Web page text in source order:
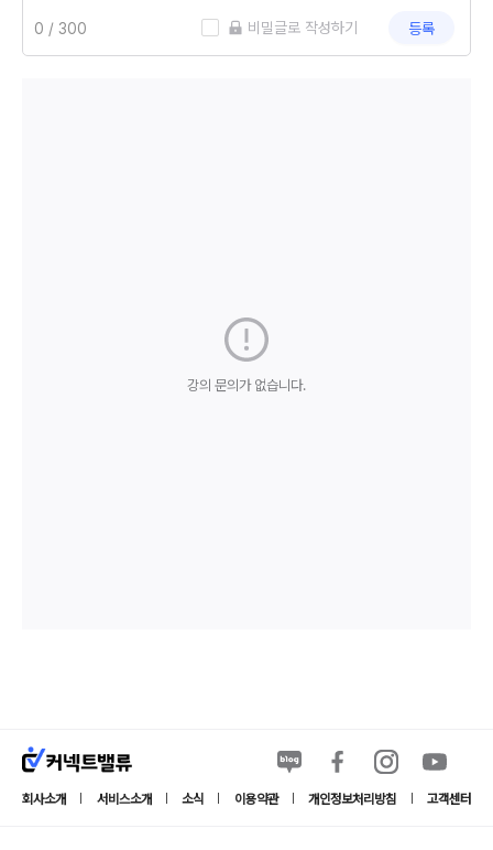
비밀글로 작성하기 등록
강의 문의가 없습니다.
회사소개 서비스소개 소식 이용약관 개인정보처리방침 고객센터